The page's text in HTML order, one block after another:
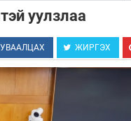
уулзлаа
ЖИРГЭХ